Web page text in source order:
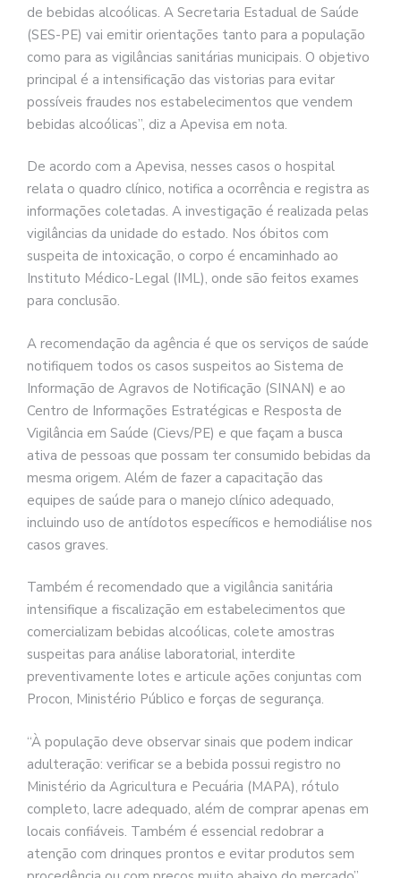
de bebidas alcoólicas. A Secretaria Estadual de Saúde
(SES-PE) vai emitir orientações tanto para a população
como para as vigilâncias sanitárias municipais. O objetivo
principal é a intensificação das vistorias para evitar
possíveis fraudes nos estabelecimentos que vendem
bebidas alcoólicas”, diz a Apevisa em nota.
De acordo com a Apevisa, nesses casos o hospital
relata o quadro clínico, notifica a ocorrência e registra as
informações coletadas. A investigação é realizada pelas
vigilâncias da unidade do estado. Nos óbitos com
suspeita de intoxicação, o corpo é encaminhado ao
Instituto Médico-Legal (IML), onde são feitos exames
para conclusão.
A recomendação da agência é que os serviços de saúde
notifiquem todos os casos suspeitos ao Sistema de
Informação de Agravos de Notificação (SINAN) e ao
Centro de Informações Estratégicas e Resposta de
Vigilância em Saúde (Cievs/PE) e que façam a busca
ativa de pessoas que possam ter consumido bebidas da
mesma origem. Além de fazer a capacitação das
equipes de saúde para o manejo clínico adequado,
incluindo uso de antídotos específicos e hemodiálise nos
casos graves.
Também é recomendado que a vigilância sanitária
intensifique a fiscalização em estabelecimentos que
comercializam bebidas alcoólicas, colete amostras
suspeitas para análise laboratorial, interdite
preventivamente lotes e articule ações conjuntas com
Procon, Ministério Público e forças de segurança.
“À população deve observar sinais que podem indicar
adulteração: verificar se a bebida possui registro no
Ministério da Agricultura e Pecuária (MAPA), rótulo
completo, lacre adequado, além de comprar apenas em
locais confiáveis. Também é essencial redobrar a
atenção com drinques prontos e evitar produtos sem